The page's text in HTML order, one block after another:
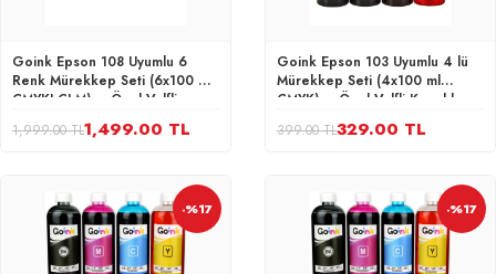
Goink Epson 108 Uyumlu 6
Renk Mürekkep Seti (6x100 ml
CMYKLCLM) – Özel Valfli
Kapaklı, Sızdırmaz, Yüksek
Kalite
1,999.00 TL1,499.00 TL
Goink Epson 103 Uyumlu 4 lü
Mürekkep Seti (4x100 ml
CMYK) – Özel Valfli Kapaklı,
399.00 TL329.00 TL
-%17 -%17